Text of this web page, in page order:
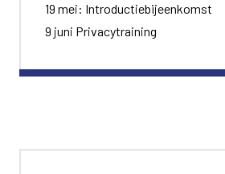
19 mei: Introductiebijeenkomst
9 juni Privacytraining